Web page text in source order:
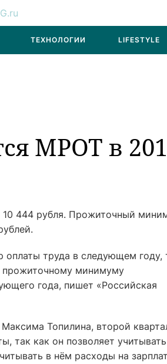
ТЕХНОЛОГИИ LIFESTYLE
МРОТ в
10 444 рубля. Прожиточный
труда в следующем году,
прожиточному минимуму
года, пишет «Российская
Топилина, второй
так как он позволяет учитывать
в нём расходы на